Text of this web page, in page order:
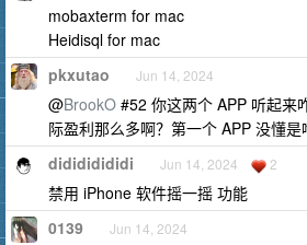
mobaxterm for mac
Heidisql for mac
pkxutao Jun 14, 2024
@BrookO #52 你这两个 APP 听起来
际盈利那么多啊？第一个 APP 没懂是
didididididi Jun 14, 2024 2
禁用 iPhone 软件摇一摇 功能
0139 Jun 14, 2024